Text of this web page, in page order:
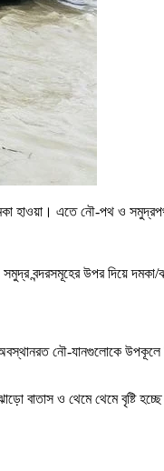
হাওয়া। এতে নৌ-পথ ও
বন্দরসমূহের উপর দিয়ে দমকা/
নৌ-যানগুলোকে উপকূলে
বাতাস ও থেমে থেমে বৃষ্টি